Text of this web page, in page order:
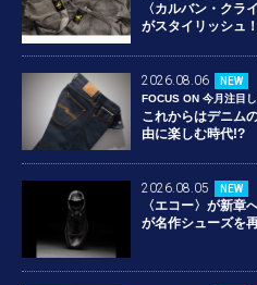
〈カルバン・クラ
がスタイリッシュ！
2026.08.06
NEW
FOCUS ON 今月注目
これからはデニム
由に楽しむ時代!?
2026.08.05 NEW
〈エコー〉が新章
が名作シューズを